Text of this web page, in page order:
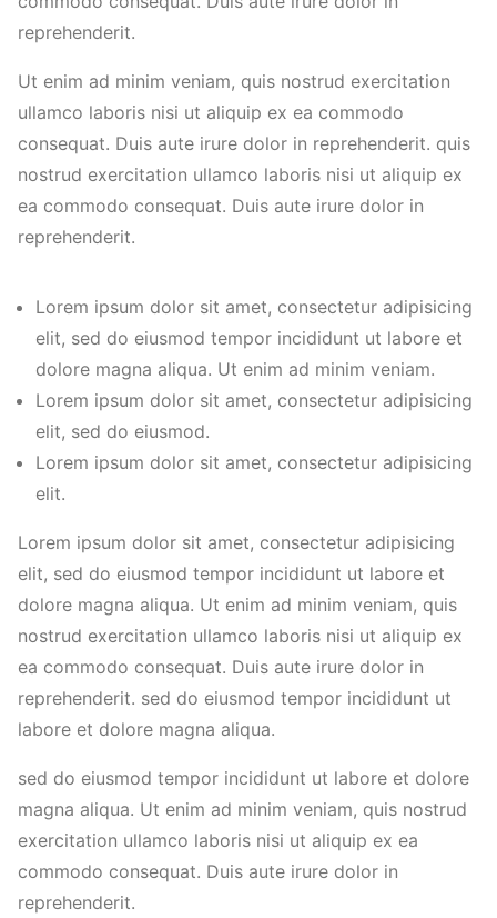
reprehenderit.
Ut enim ad minim veniam, quis nostrud exercitation
ullamco laboris nisi ut aliquip ex ea commodo
consequat. Duis aute irure dolor in reprehenderit. quis
nostrud exercitation ullamco laboris nisi ut aliquip ex
ea commodo consequat. Duis aute irure dolor in
reprehenderit.
Lorem ipsum dolor sit amet, consectetur adipisicing
elit, sed do eiusmod tempor incididunt ut labore et
dolore magna aliqua. Ut enim ad minim veniam.
Lorem ipsum dolor sit amet, consectetur adipisicing
elit, sed do eiusmod.
Lorem ipsum dolor sit amet, consectetur adipisicing
elit.
Lorem ipsum dolor sit amet, consectetur adipisicing
elit, sed do eiusmod tempor incididunt ut labore et
dolore magna aliqua. Ut enim ad minim veniam, quis
nostrud exercitation ullamco laboris nisi ut aliquip ex
ea commodo consequat. Duis aute irure dolor in
reprehenderit. sed do eiusmod tempor incididunt ut
labore et dolore magna aliqua.
sed do eiusmod tempor incididunt ut labore et dolore
magna aliqua. Ut enim ad minim veniam, quis nostrud
exercitation ullamco laboris nisi ut aliquip ex ea
commodo consequat. Duis aute irure dolor in
reprehenderit.